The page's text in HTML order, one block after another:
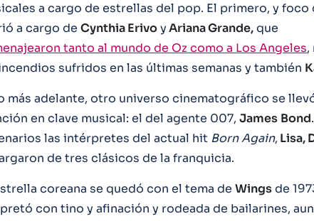
a cargo de estrellas del pop. El primero, y foco
a cargo de Cynthia ErivoyAriana Grande,que
tanto al mundo de Oz como a Los Angeles,
sufridos en las últimas semanas y también
más adelante, otro universo cinematográfico se
en clave musical: el del agente 007, James Bond
las intérpretes del actual hit BornAgain, Lisa,
de tres clásicos de la franquicia.
coreana se quedó con el tema de Wingsde
con tino y afinación y rodeada de bailarines,